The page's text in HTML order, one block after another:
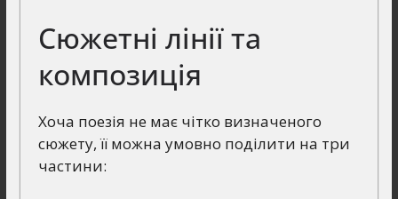
Сюжетні лінії та
композиція
Хоча поезія не має чітко визначеного
сюжету, її можна умовно поділити на три
частини: